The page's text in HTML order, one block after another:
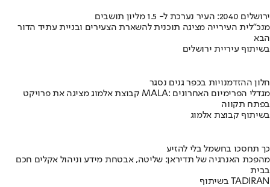
ירושלים 2040: העיר נערכת ל- 1.5 מליון תושבים
מנכ"לית העירייה מציגה תוכנית להשארת הצעירים ובניית עתיד הדור
הבא
בשיתוף עיריית ירושלים
חלון ההזדמנויות בכפר גנים נסגר
קבוצת אלמוג מציגה את פרויקט MALA: מגדלי הפרימיום האחרונים
בפתח תקווה
בשיתוף קבוצת אלמוג
כך תחסכו בחשמל בלי להזיע
מהפכת האנרגיה של תדיראן: שליטה, אבטחת מידע וניהול אקלים חכם
בבית
בשיתוף TADIRAN